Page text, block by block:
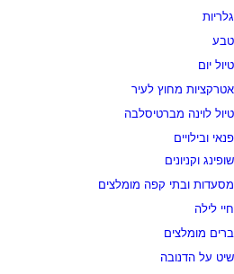
גלריות
טבע
טיול יום
אטרקציות מחוץ לעיר
טיול לוינה מברטיסלבה
פנאי ובילויים
שופינג וקניונים
מסעדות ובתי קפה מומלצים
חיי לילה
ברים מומלצים
שיט על הדנובה